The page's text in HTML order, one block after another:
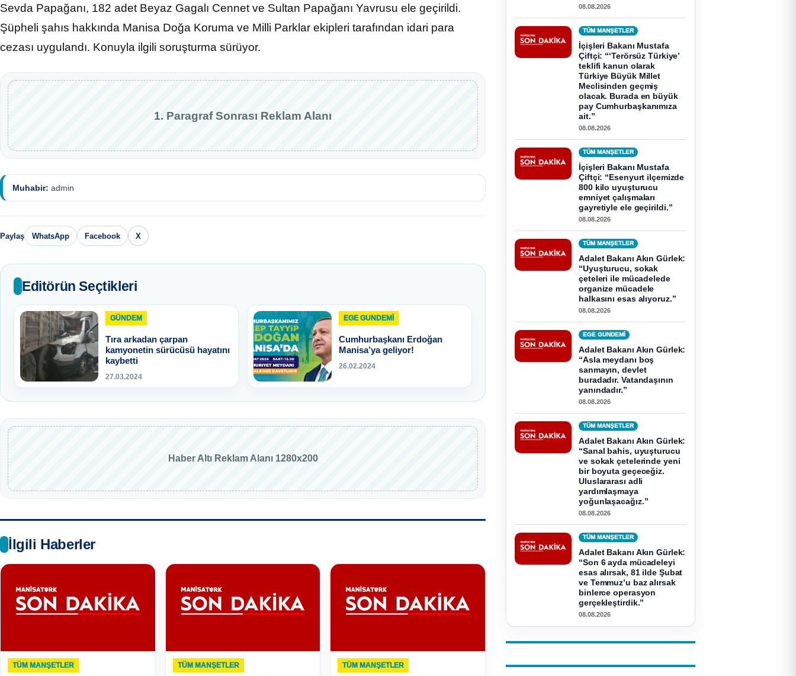
Sevda Papağanı, 182 adet Beyaz Gagalı Cennet ve Sultan Papağanı Yavrusu ele geçirildi.
Şüpheli şahıs hakkında Manisa Doğa Koruma ve Milli Parklar ekipleri tarafından idari para
cezası uygulandı. Konuyla ilgili soruşturma sürüyor.
1. Paragraf Sonrası Reklam Alanı
Muhabir: admin
Paylaş WhatsApp Facebook X
Editörün Seçtikleri
GÜNDEM
Tıra arkadan çarpan
kamyonetin sürücüsü hayatını
kaybetti
27.03.2024
EGE GUNDEMİ
Cumhurbaşkanı Erdoğan
Manisa’ya geliyor!
26.02.2024
Haber Altı Reklam Alanı 1280x200
İlgili Haberler
TÜM MANŞETLER TÜM MANŞETLER TÜM MANŞETLER
08.08.2026
TÜM MANŞETLER
İçişleri Bakanı Mustafa
Çiftçi: “‘Terörsüz Türkiye’
teklifi kanun olarak
Türkiye Büyük Millet
Meclisinden geçmiş
olacak. Burada en büyük
pay Cumhurbaşkanımıza
ait.”
08.08.2026
TÜM MANŞETLER
İçişleri Bakanı Mustafa
Çiftçi: “Esenyurt ilçemizde
800 kilo uyuşturucu
emniyet çalışmaları
gayretiyle ele geçirildi.”
08.08.2026
TÜM MANŞETLER
Adalet Bakanı Akın Gürlek:
“Uyuşturucu, sokak
çeteleri ile mücadelede
organize mücadele
halkasını esas alıyoruz.”
08.08.2026
EGE GUNDEMİ
Adalet Bakanı Akın Gürlek:
“Asla meydanı boş
sanmayın, devlet
buradadır. Vatandaşının
yanındadır.”
08.08.2026
TÜM MANŞETLER
Adalet Bakanı Akın Gürlek:
“Sanal bahis, uyuşturucu
ve sokak çetelerinde yeni
bir boyuta geçeceğiz.
Uluslararası adli
yardımlaşmaya
yoğunlaşacağız.”
08.08.2026
TÜM MANŞETLER
Adalet Bakanı Akın Gürlek:
“Son 6 ayda mücadeleyi
esas alırsak, 81 ilde Şubat
ve Temmuz’u baz alırsak
binlerce operasyon
gerçekleştirdik.”
08.08.2026